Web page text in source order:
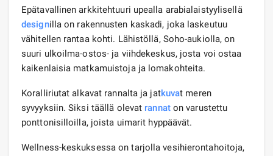
Epätavallinen arkkitehtuuri upealla arabialaistyylisellä
designilla on rakennusten kaskadi, joka laskeutuu
vähitellen rantaa kohti. Lähistöllä, Soho-aukiolla, on
suuri ulkoilma-ostos- ja viihdekeskus, josta voi ostaa
kaikenlaisia ​​matkamuistoja ja lomakohteita.
Koralliriutat alkavat rannalta ja jatkuvat meren
syvyyksiin. Siksi täällä olevat rannaton varustettu
ponttonisilloilla, joista uimarit hyppäävät.
Wellness-keskuksessa on tarjolla vesihierontahoitoja,